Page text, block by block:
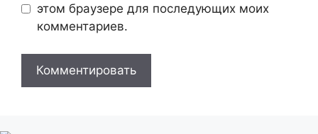
этом браузере для последующих моих
комментариев.